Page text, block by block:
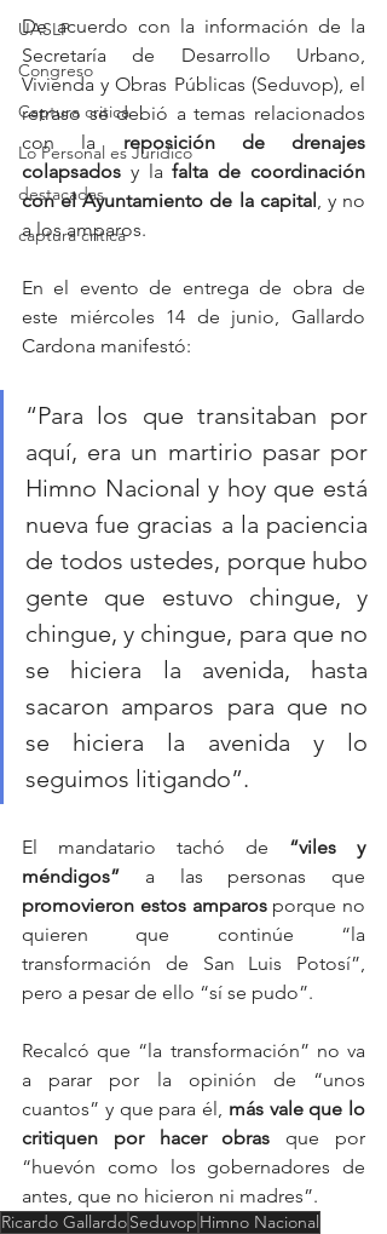
UASLP
Congreso
Captura critica
Lo Personal es Jurídico
destacadas
captura critica
De acuerdo con la información de la
Secretaría de Desarrollo Urbano,
Vivienda y Obras Públicas (Seduvop), el
retraso se debió a temas relacionados
con la reposición de drenajes
colapsados y la falta de coordinación
con el Ayuntamiento de la capital, y no
a los amparos.
En el evento de entrega de obra de
este miércoles 14 de junio, Gallardo
Cardona manifestó:
“Para los que transitaban por
aquí, era un martirio pasar por
Himno Nacional y hoy que está
nueva fue gracias a la paciencia
de todos ustedes, porque hubo
gente que estuvo chingue, y
chingue, y chingue, para que no
se hiciera la avenida, hasta
sacaron amparos para que no
se hiciera la avenida y lo
seguimos litigando”.
El mandatario tachó de “viles y
méndigos” a las personas que
promovieron estos amparos porque no
quieren que continúe “la
transformación de San Luis Potosí”,
pero a pesar de ello “sí se pudo”.
Recalcó que “la transformación” no va
a parar por la opinión de “unos
cuantos” y que para él, más vale que lo
critiquen por hacer obras que por
“huevón como los gobernadores de
antes, que no hicieron ni madres”.
Ricardo GallardoSeduvop Himno Nacional